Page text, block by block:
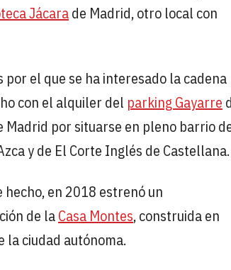
Jácarade Madrid, otro local con
el que se ha interesado la cadena
con el alquiler del parking Gayarre
Madrid por situarse en pleno barrio
y de El Corte Inglés de Castellana.
en 2018 estrenó un
de laCasa Montes, construida en
ciudad autónoma.